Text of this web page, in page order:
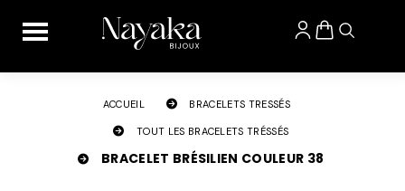
ACCUEIL BRACELETS TRESSÉS
TOUT LES BRACELETS TRÉSSÉS
BRACELET BRÉSILIEN COULEUR 38